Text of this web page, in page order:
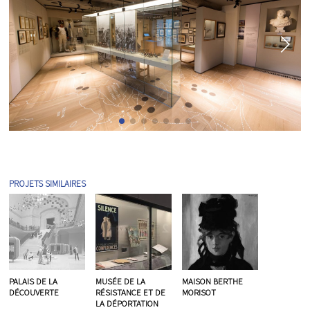
PROJETS SIMILAIRES
PALAIS DE LA
DÉCOUVERTE
MUSÉE DE LA
RÉSISTANCE ET DE
LA DÉPORTATION
MAISON BERTHE
MORISOT